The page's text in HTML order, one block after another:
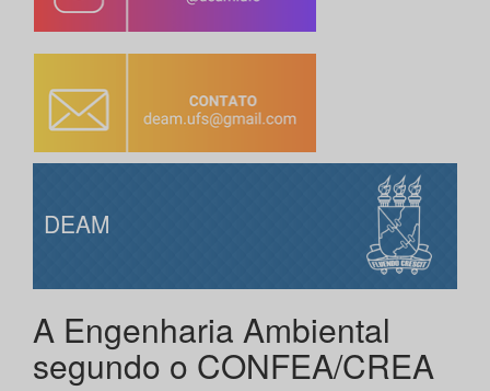
DEAM
A Engenharia Ambiental
segundo o CONFEA/CREA